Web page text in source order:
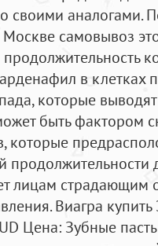
своими аналогами.
самовывоз
в клетках
которые
быть фактором
которые
лицам страдающим
Виагра купить
Цена: Зубные